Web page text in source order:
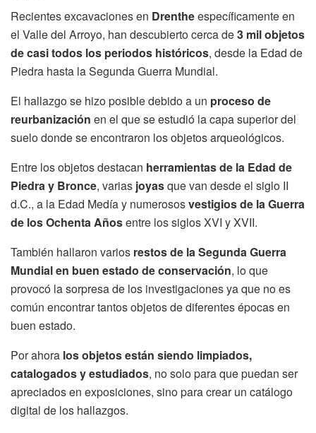
Recientes excavaciones en Drentheespecíficamente en
el Valle del Arroyo, han descubierto cerca de3 mil objetos
de casi todos los periodos históricos, desde la Edad de
Piedra hasta la Segunda Guerra Mundial.
El hallazgo se hizo posible debido a un proceso de
reurbanización en el que se estudió la capa superior del
suelo donde se encontraron los objetos arqueológicos.
Entre los objetos destacan herramientas de la Edad de
Piedra y Bronce, varias joyasque van desde el siglo II
d.C., a la Edad Medía y numerososvestigios de la Guerra
de los Ochenta Añosentre los siglos XVI y XVII.
También hallaron varios restos de la Segunda Guerra
Mundial en buen estado de conservación, lo que
provocó la sorpresa de los investigaciones ya que no es
común encontrar tantos objetos de diferentes épocas en
buen estado.
Por ahora los objetos están siendo limpiados,
catalogados y estudiados, no solo para que puedan ser
apreciados en exposiciones, sino para crear un catálogo
digital de los hallazgos.